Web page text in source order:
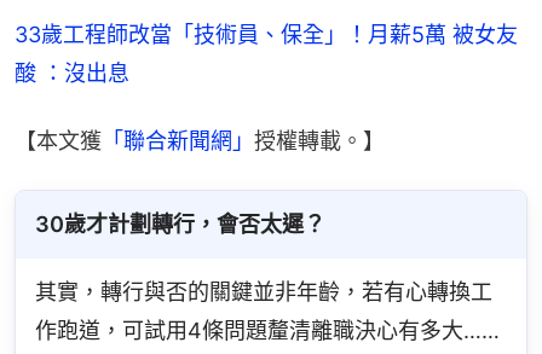
33歲工程師改當「技術員、保全」！月薪5萬 被女友
酸 ：沒出息
【本文獲 「聯合新聞網」 授權轉載。】
30歲才計劃轉行，會否太遲？
其實，轉行與否的關鍵並非年齡，若有心轉換工
作跑道，可試用4條問題釐清離職決心有多大……